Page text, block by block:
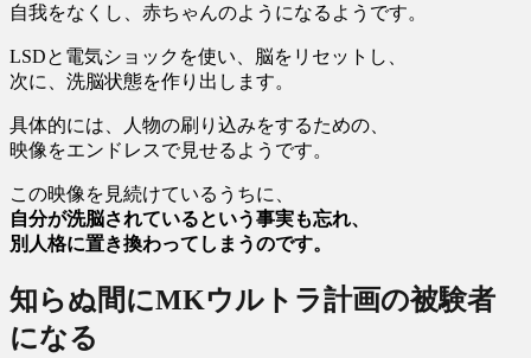
自我をなくし、赤ちゃんのようになるようです。
LSDと電気ショックを使い、脳をリセットし、
次に、洗脳状態を作り出します。
具体的には、人物の刷り込みをするための、
映像をエンドレスで見せるようです。
この映像を見続けているうちに、
自分が洗脳されているという事実も忘れ、
別人格に置き換わってしまうのです。
知らぬ間にMKウルトラ計画の被験者
になる